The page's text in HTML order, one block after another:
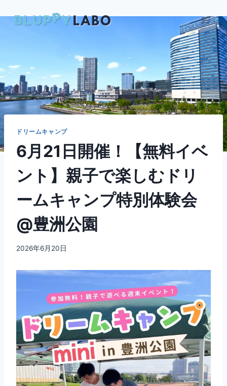
ッ
プ
ドリームキャンプ
6月21日開催！【無料イベ
ント】親子で楽しむドリ
ームキャンプ特別体験会
@豊洲公園
2026年6月20日